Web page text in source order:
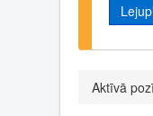
Aktīvā